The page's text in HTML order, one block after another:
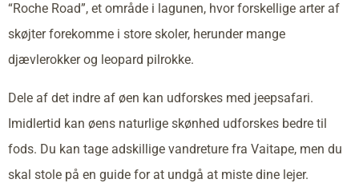
“Roche Road”, et område i lagunen, hvor forskellige arter af
skøjter forekomme i store skoler, herunder mange
djævlerokker og leopard pilrokke.
Dele af det indre af øen kan udforskes med jeepsafari.
Imidlertid kan øens naturlige skønhed udforskes bedre til
fods. Du kan tage adskillige vandreture fra Vaitape, men du
skal stole på en guide for at undgå at miste dine lejer.